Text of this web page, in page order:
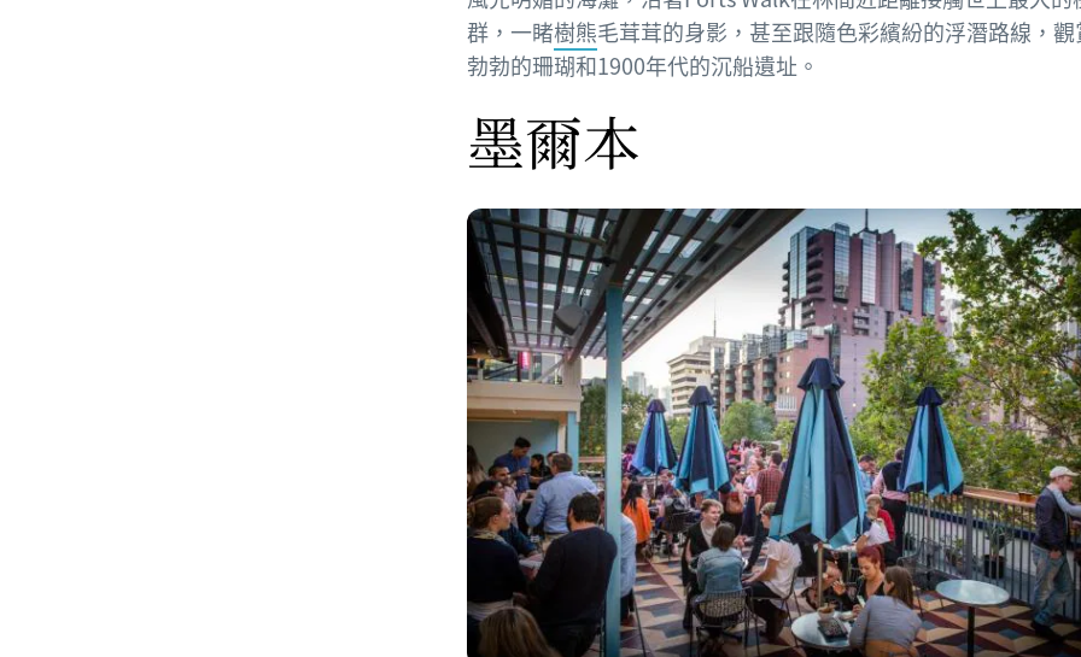
群，一睹樹熊毛茸茸的身影，甚至跟隨色彩繽紛的浮潛路線，
勃勃的珊瑚和1900年代的沉船遺址。
墨爾本